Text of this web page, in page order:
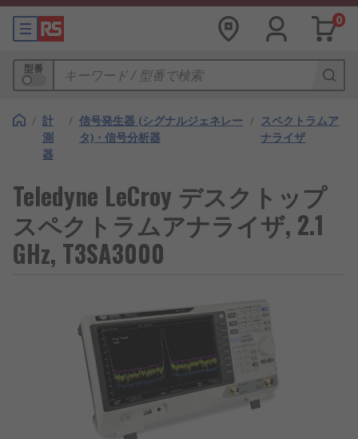
0
型番
/ 計
測
器
/ 信号発生器 (シグナルジェネレー
タ)・信号分析器
/ スペクトラムア
ナライザ
Teledyne LeCroy デスクトップ
スペクトラムアナライザ, 2.1
GHz, T3SA3000